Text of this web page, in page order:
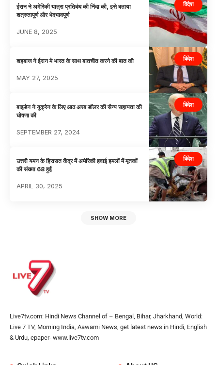
विदेश
ईरान ने अमेरिकी यात्रा प्रतिबंध की निंदा की, इसे बताया
शत्रुतापूर्ण और भेदभावपूर्ण
JUNE 8, 2025
विदेश
शहबाज ने ईरान मे भारत के साथ बातचीत करने की बात की
MAY 27, 2025
विदेश
बाइडेन ने यूक्रेन के लिए आठ अरब डॉलर की सैन्य सहायता की
घोषणा की
SEPTEMBER 27, 2024
विदेश
उत्तरी यमन के हिरासत केंद्र में अमेरिकी हवाई हमलों में मृतकों
की संख्या 68 हुई
APRIL 30, 2025
SHOW MORE
Live7tv.com: Hindi News Channel of – Bengal, Bihar, Jharkhand, World:
Live 7 TV, Morning India, Aawami News, get latest news in Hindi, English
& Urdu, epaper- www.live7tv.com